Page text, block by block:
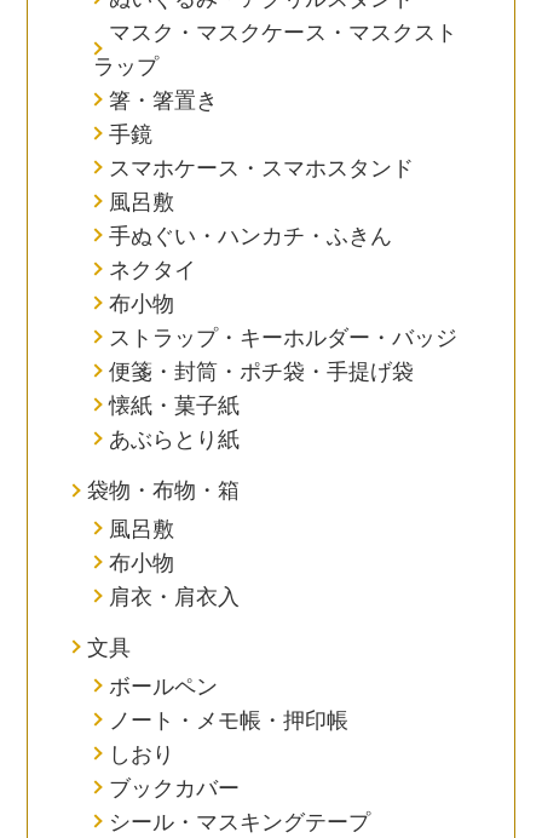
マスク・マスクケース・マスクスト
ラップ
箸・箸置き
手鏡
スマホケース・スマホスタンド
風呂敷
手ぬぐい・ハンカチ・ふきん
ネクタイ
布小物
ストラップ・キーホルダー・バッジ
便箋・封筒・ポチ袋・手提げ袋
懐紙・菓子紙
あぶらとり紙
袋物・布物・箱
風呂敷
布小物
肩衣・肩衣入
文具
ボールペン
ノート・メモ帳・押印帳
しおり
ブックカバー
シール・マスキングテープ